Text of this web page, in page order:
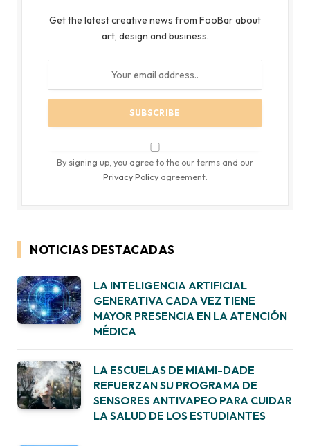
Get the latest creative news from FooBar about
art, design and business.
By signing up, you agree to the our terms and our
Privacy Policyagreement.
NOTICIAS DESTACADAS
LA INTELIGENCIA ARTIFICIAL
GENERATIVA CADA VEZ TIENE
MAYOR PRESENCIA EN LA ATENCIÓN
MÉDICA
LA ESCUELAS DE MIAMI-DADE
REFUERZAN SU PROGRAMA DE
SENSORES ANTIVAPEO PARA CUIDAR
LA SALUD DE LOS ESTUDIANTES